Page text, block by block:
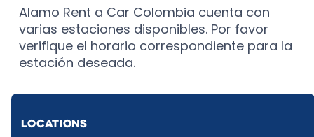
Alamo Rent a Car Colombia cuenta con
varias estaciones disponibles. Por favor
verifique el horario correspondiente para la
estación deseada.
LOCATIONS